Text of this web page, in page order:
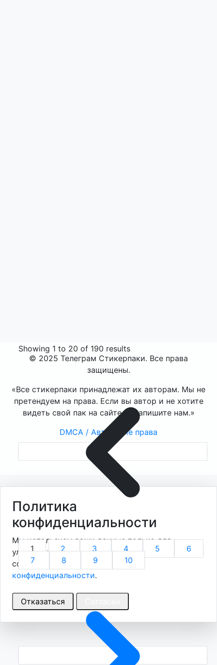
Showing 1 to 20 of 190 results
1 2 3 4 5
6
7
8 9 10
© 2025 Телеграм Стикерпаки. Все права
защищены.
«Все стикерпаки принадлежат их авторам. Мы не
претендуем на права. Если вы автор и не хотите
видеть свой пак на сайте — напишите нам.»
DMCA / Авторские права
Политика конфиденциальности
Политика
конфиденциальности
Мы используем ваши данные только для
улучшения работы сайта. Продолжая, вы
соглашаетесь с нашей
Политикой
конфиденциальности.
Отказаться